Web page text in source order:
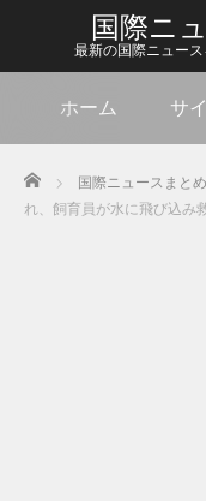
国際ニ
最新の国際ニュー
ホーム サ
Home 国際ニュースまとめ
れ、飼育員が水に飛び込み